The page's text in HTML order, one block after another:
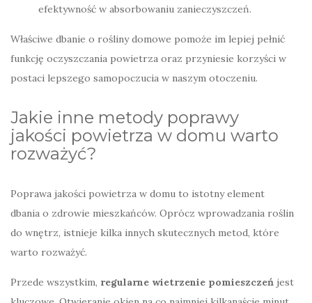
efektywność w absorbowaniu zanieczyszczeń.
Właściwe dbanie o rośliny domowe pomoże im lepiej pełnić
funkcję oczyszczania powietrza oraz przyniesie korzyści w
postaci lepszego samopoczucia w naszym otoczeniu.
Jakie inne metody poprawy
jakości powietrza w domu warto
rozważyć?
Poprawa jakości powietrza w domu to istotny element
dbania o zdrowie mieszkańców. Oprócz wprowadzania roślin
do wnętrz, istnieje kilka innych skutecznych metod, które
warto rozważyć.
Przede wszystkim, regularne wietrzenie pomieszczeń jest